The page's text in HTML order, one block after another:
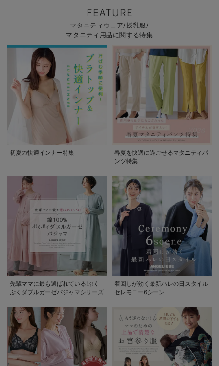
FEATURE
マタニティウェア/授乳服/
マタニティ用品に関する特集
初夏の快適インナー特集
春夏を快適に過ごせるマタニティパ
ンツ特集
先輩ママに最も選ばれている!ぷく
ぷくダブルガーゼパジャマシリーズ
着回しが効く最新ハレの日スタイル
セレモニー6シーン